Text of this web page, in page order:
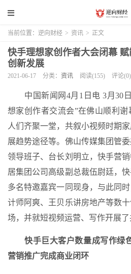
当前位置： 逆向财经 > 资讯 > 正文
快手理想家创作者大会闭幕
创新发展
2021-06-17 分类： 资讯 阅读(155) 评论(0)
中国新闻网4月1日电 3月30日
想家创作者交流会”在佛山顺利
人们齐聚一堂，共叙小视频时期
展趋势途径等。佛山传媒集团管
领导班子、台长刘明立，快手营
居集团公司高级副总裁伍尉廷，
多名特邀嘉宾一同现身，与此同
计师阿爽、王贝乐讲房地产等数
场，并就短视频运营、写作开展了
快手巨大客户数量成写作绿
营销推广完成商业闭环